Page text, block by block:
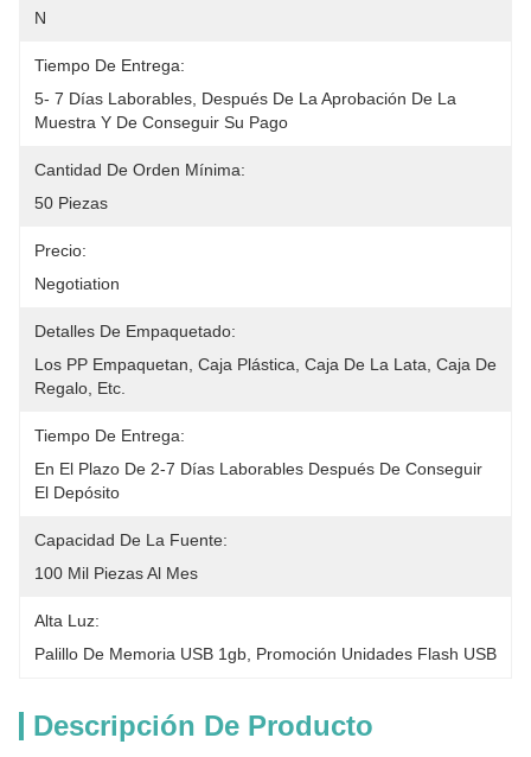
N
Tiempo De Entrega:
5- 7 Días Laborables, Después De La Aprobación De La
Muestra Y De Conseguir Su Pago
Cantidad De Orden Mínima:
50 Piezas
Precio:
Negotiation
Detalles De Empaquetado:
Los PP Empaquetan, Caja Plástica, Caja De La Lata, Caja De
Regalo, Etc.
Tiempo De Entrega:
En El Plazo De 2-7 Días Laborables Después De Conseguir
El Depósito
Capacidad De La Fuente:
100 Mil Piezas Al Mes
Alta Luz:
Palillo De Memoria USB 1gb Promoción Unidades Flash USB
Descripción De Producto